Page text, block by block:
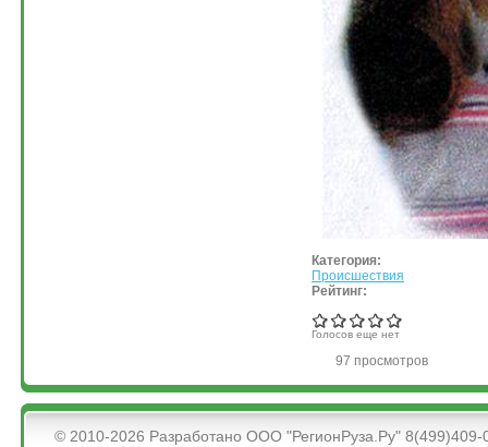
Категория:
Происшествия
Рейтинг:
Голосов еще нет
97 просмотров
&bsps;
© 2010-2026 Разработано ООО "РегионРуза.Ру" 8(499)409-